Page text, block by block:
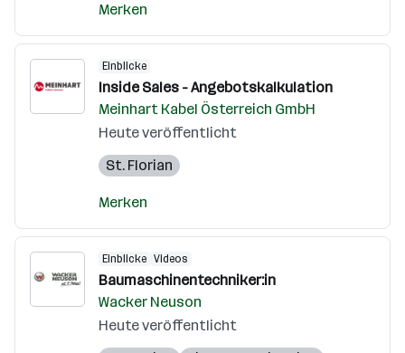
Merken
Einblicke
Inside Sales - Angebotskalkulation
Meinhart Kabel Österreich GmbH
Heute veröffentlicht
St. Florian
Merken
Einblicke Videos
Baumaschinentechniker:in
Wacker Neuson
Heute veröffentlicht